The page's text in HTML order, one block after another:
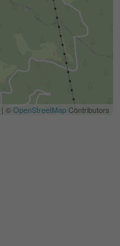
| ©OpenStreetMapContributors